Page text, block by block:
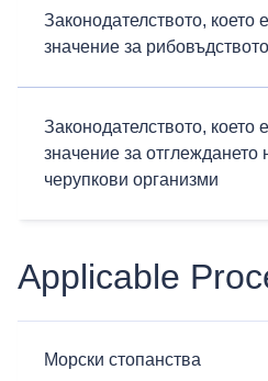
Законодателството, което
значение за
Законодателството, което
значение за отглеждането
черупкови организми
Applicable
Морски стопанства